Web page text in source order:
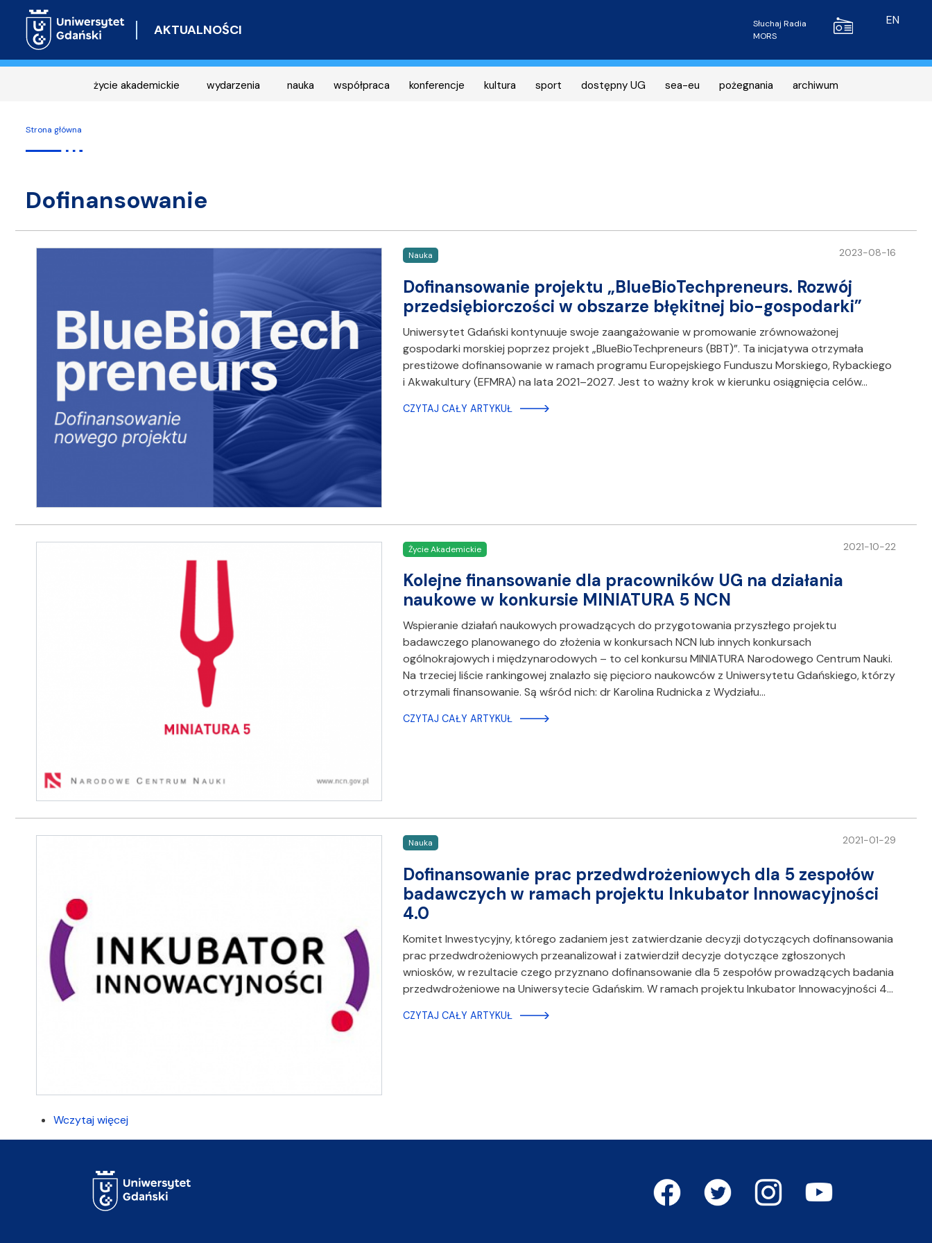
AKTUALNOŚCI Radio MORS
Słuchaj Radia
MORS
EN
życie akademickie wydarzenia nauka współpraca konferencje kultura sport dostępny UG sea-eu pożegnania archiwum
Strona główna
dofinansowanie
Nauka 2023-08-16
Dofinansowanie projektu „BlueBioTechpreneurs. Rozwój
przedsiębiorczości w obszarze błękitnej bio-gospodarki”
Uniwersytet Gdański kontynuuje swoje zaangażowanie w promowanie zrównoważonej
gospodarki morskiej poprzez projekt „BlueBioTechpreneurs (BBT)”. Ta inicjatywa otrzymała
prestiżowe dofinansowanie w ramach programu Europejskiego Funduszu Morskiego, Rybackiego
i Akwakultury (EFMRA) na lata 2021–2027. Jest to ważny krok w kierunku osiągnięcia celów…
CZYTAJ CAŁY ARTYKUŁ
Życie Akademickie 2021-10-22
Kolejne finansowanie dla pracowników UG na działania
naukowe w konkursie MINIATURA 5 NCN
Wspieranie działań naukowych prowadzących do przygotowania przyszłego projektu
badawczego planowanego do złożenia w konkursach NCN lub innych konkursach
ogólnokrajowych i międzynarodowych – to cel konkursu MINIATURA Narodowego Centrum Nauki.
Na trzeciej liście rankingowej znalazło się pięcioro naukowców z Uniwersytetu Gdańskiego, którzy
otrzymali finansowanie. Są wśród nich: dr Karolina Rudnicka z Wydziału…
CZYTAJ CAŁY ARTYKUŁ
Nauka 2021-01-29
Dofinansowanie prac przedwdrożeniowych dla 5 zespołów
badawczych w ramach projektu Inkubator Innowacyjności
4.0
Komitet Inwestycyjny, którego zadaniem jest zatwierdzanie decyzji dotyczących dofinansowania
prac przedwdrożeniowych przeanalizował i zatwierdził decyzje dotyczące zgłoszonych
wniosków, w rezultacie czego przyznano dofinansowanie dla 5 zespołów prowadzących badania
przedwdrożeniowe na Uniwersytecie Gdańskim. W ramach projektu Inkubator Innowacyjności 4…
CZYTAJ CAŁY ARTYKUŁ
Wczytaj więcej